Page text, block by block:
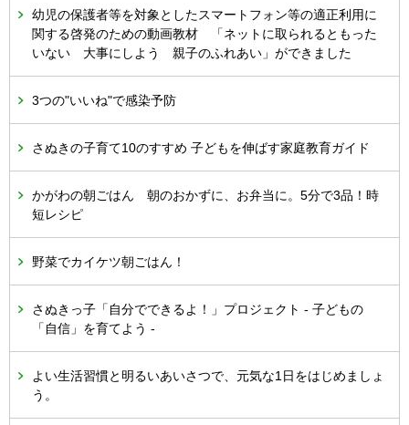
幼児の保護者等を対象としたスマートフォン等の適正利用に
関する啓発のための動画教材 「ネットに取られるともった
いない 大事にしよう 親子のふれあい」ができました
3つの"いいね"で感染予防
さぬきの子育て10のすすめ 子どもを伸ばす家庭教育ガイド
かがわの朝ごはん 朝のおかずに、お弁当に。5分で3品！時
短レシピ
野菜でカイケツ朝ごはん！
さぬきっ子「自分でできるよ！」プロジェクト - 子どもの
「自信」を育てよう -
よい生活習慣と明るいあいさつで、元気な1日をはじめましょ
う。